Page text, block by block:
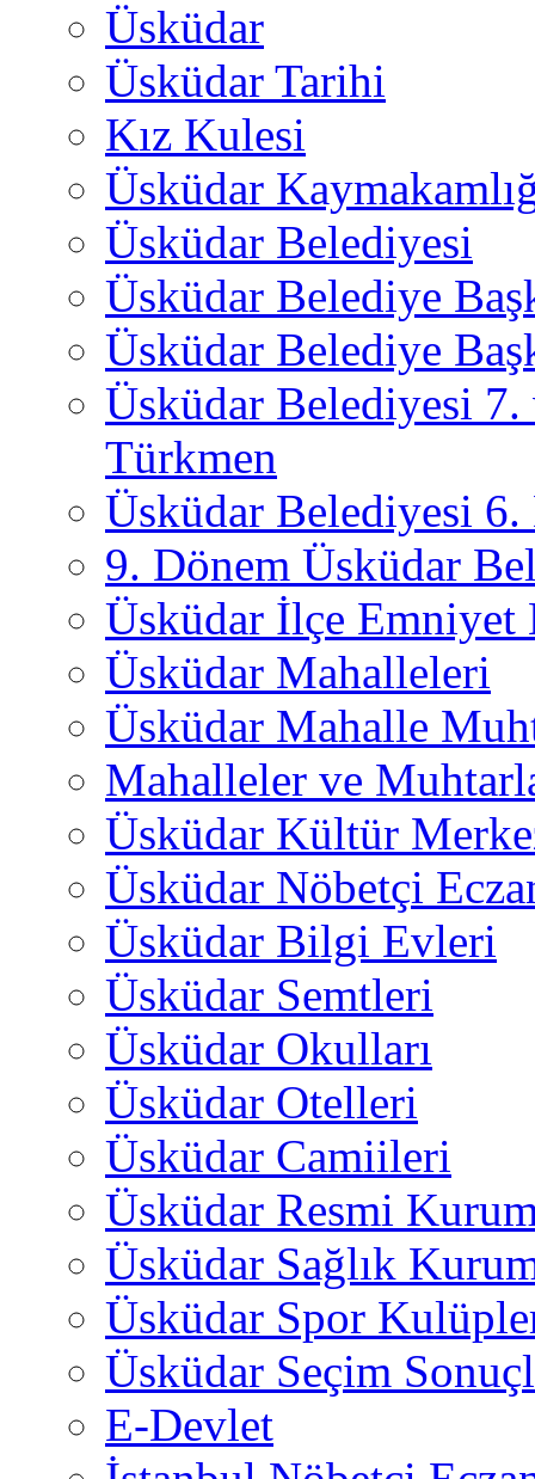
Üsküdar
Üsküdar Tarihi
Kız Kulesi
Üsküdar
Üsküdar Belediyesi
Üsküdar Belediye
Üsküdar Belediye
Üsküdar Belediyesi
Türkmen
Üsküdar Belediyesi 6.
9. Dönem Üsküdar
Üsküdar İlçe
Üsküdar Mahalleleri
Üsküdar Mahalle
Mahalleler ve
Üsküdar Kültür
Üsküdar Nöbetçi
Üsküdar Bilgi Evleri
Üsküdar Semtleri
Üsküdar Okulları
Üsküdar Otelleri
Üsküdar Camiileri
Üsküdar Resmi
Üsküdar Sağlık
Üsküdar Spor
Üsküdar Seçim
E-Devlet